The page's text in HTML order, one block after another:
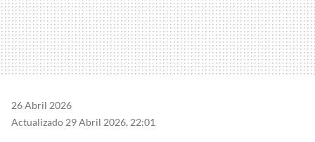
26 Abril 2026
Actualizado 29 Abril 2026, 22:01